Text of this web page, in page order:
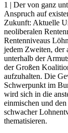
1 | Der von ganz
Anspruch auf
Zukunft: Aktuelle
neoliberalen
Rentenniveaus
jedem Zweiten, der
unterhalb der
der Großen
aufzuhalten. Die
Schwerpunkt im
wird sich in die
einmischen und
schwacher
thematisieren.